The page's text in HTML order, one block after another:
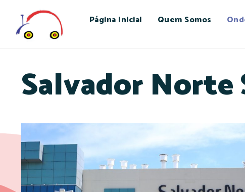
Página Inicial Quem Somos
Salvador Norte